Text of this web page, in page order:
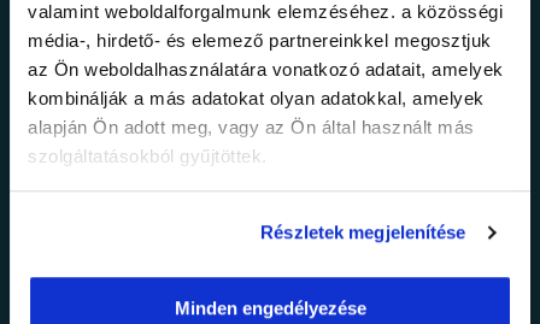
valamint weboldalforgalmunk elemzéséhez. a közösségi
média-, hirdető- és elemező partnereinkkel megosztjuk
az Ön weboldalhasználatára vonatkozó adatait, amelyek
kombinálják a más adatokat olyan adatokkal, amelyek
alapján Ön adott meg, vagy az Ön által használt más
szolgáltatásokból gyűjtöttek.
Részletek megjelenítése
Minden engedélyezése
Ne maradj le a
legfrissebb
információkról!
legfrissebb híreinkről és időszakos